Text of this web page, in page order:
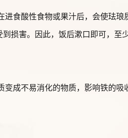
进食酸性食物或果汁后，会使珐
损害。因此，饭后漱口即可，至
变成不易消化的物质，影响铁的